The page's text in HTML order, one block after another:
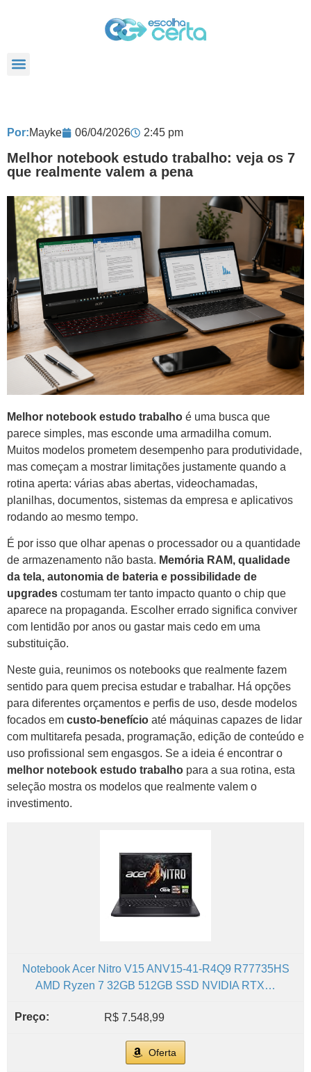
Por:Mayke 06/04/2026 2:45 pm
Melhor notebook estudo trabalho: veja os 7
que realmente valem a pena
Melhor notebook estudo trabalho é uma busca que
parece simples, mas esconde uma armadilha comum.
Muitos modelos prometem desempenho para produtividade,
mas começam a mostrar limitações justamente quando a
rotina aperta: várias abas abertas, videochamadas,
planilhas, documentos, sistemas da empresa e aplicativos
rodando ao mesmo tempo.
É por isso que olhar apenas o processador ou a quantidade
de armazenamento não basta. Memória RAM, qualidade
da tela, autonomia de bateria e possibilidade de
upgrades costumam ter tanto impacto quanto o chip que
aparece na propaganda. Escolher errado significa conviver
com lentidão por anos ou gastar mais cedo em uma
substituição.
Neste guia, reunimos os notebooks que realmente fazem
sentido para quem precisa estudar e trabalhar. Há opções
para diferentes orçamentos e perfis de uso, desde modelos
focados em custo-benefício até máquinas capazes de lidar
com multitarefa pesada, programação, edição de conteúdo e
uso profissional sem engasgos. Se a ideia é encontrar o
melhor notebook estudo trabalho para a sua rotina, esta
seleção mostra os modelos que realmente valem o
investimento.
Notebook Acer Nitro V15 ANV15-41-R4Q9 R77735HS
AMD Ryzen 7 32GB 512GB SSD NVIDIA RTX…
R$ 7.548,99
Oferta